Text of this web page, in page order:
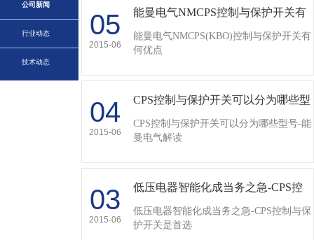
公司新闻
行业动态
技术动态
05
2015-06
能曼电气NMCPS控制与保护开关有
何优点…
能曼电气NMCPS(KBO)控制与保护开关有
何优点
04
2015-06
CPS控制与保护开关可以分为哪些型
号-能曼电气解读…
CPS控制与保护开关可以分为哪些型号-能
曼电气解读
03
2015-06
低压电器智能化成当务之急-CPS控
制与保护开关是首选…
低压电器智能化成当务之急-CPS控制与保
护开关是首选